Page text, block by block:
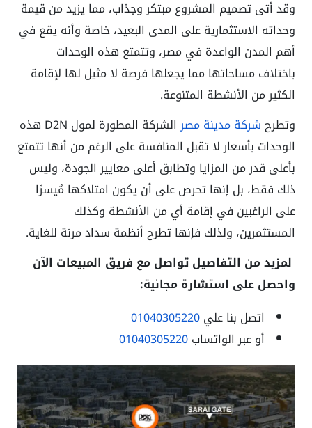
وقد أتى تصميم المشروع مبتكر وجذاب، مما يزيد من قيمة
وحداته الاستثمارية على المدى البعيد، خاصة وأنه يقع في
أهم المدن الواعدة في مصر، وتتمتع هذه الوحدات
باختلاف مساحاتها مما يجعلها فرصة لا مثيل لها لإقامة
الكثير من الأنشطة المتنوعة.
وتطرحشركة مدينة مصر
الشركة المطورة لمول D2N هذه
الوحدات بأسعار لا تقبل المنافسة على الرغم من أنها تتمتع
بأعلى قدر من المزايا وتطابق أعلى معايير الجودة، وليس
ذلك فقط، بل إنها تحرص على أن يكون امتلاكها مُيسرًا
على الراغبين في إقامة أي من الأنشطة وكذلك
المستثمرين، ولذلك فإنها تطرح أنظمة سداد مرنة للغاية.
لمزيد من التفاصيل تواصل مع فريق المبيعات الآن
واحصل على استشارة مجانية:
اتصل بنا علي01040305220
أو عبر الواتساب01040305220